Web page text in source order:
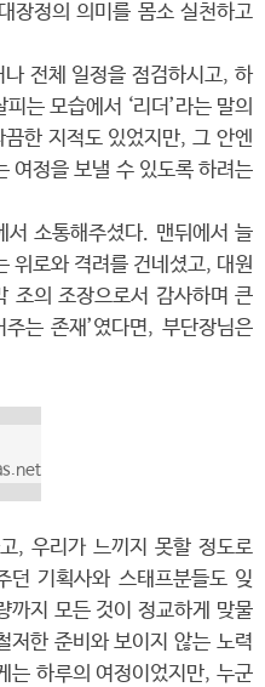
장정의 의미를 몸소 실천하고
전체 일정을 점검하시고, 하
는 모습에서 ‘리더’라는 말의
한 지적도 있었지만, 그 안엔
여정을 보낼 수 있도록 하려는
서 소통해주셨다. 맨뒤에서 늘
위로와 격려를 건네셨고, 대원
조의 조장으로서 감사하며 큰
는 존재’였다면, 부단장님은
, 우리가 느끼지 못할 정도로
던 기획사와 스태프분들도 잊
지 모든 것이 정교하게 맞물
저한 준비와 보이지 않는 노력
는 하루의 여정이었지만, 누군